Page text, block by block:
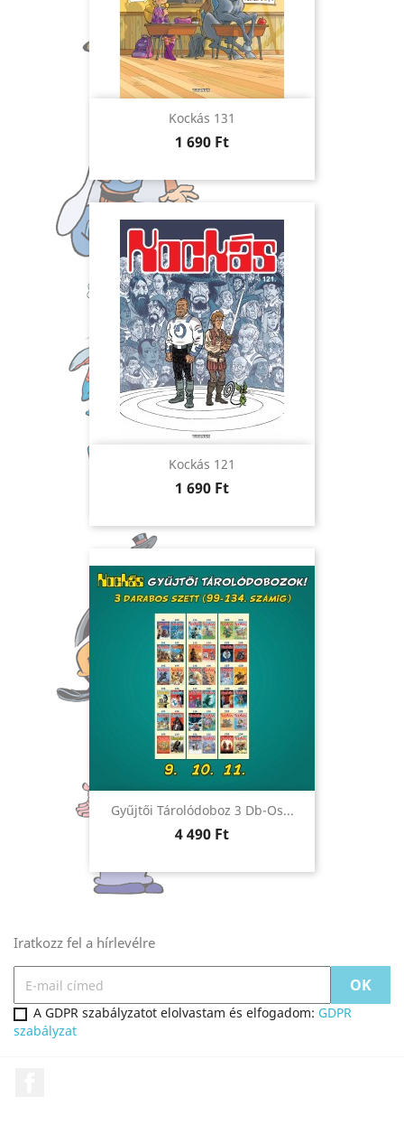
Kockás 131
Ár
1 690 Ft
Kockás 121
Ár
1 690 Ft
Gyűjtői Tárolódoboz 3 Db-Os...
Ár
4 490 Ft
Iratkozz fel a hírlevélre
A GDPR szabályzatot elolvastam és elfogadom: GDPR
szabályzat